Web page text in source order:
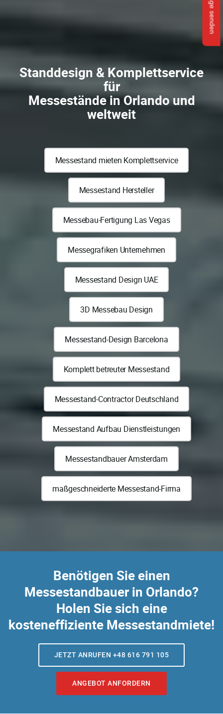
Standdesign & Komplettservice
für
Messestände in Orlando und
weltweit
Messestand mieten Komplettservice
Messestand Hersteller
Messebau-Fertigung Las Vegas
Messegrafiken Unternehmen
Messestand Design UAE
3D Messebau Design
Messestand-Design Barcelona
Komplett betreuter Messestand
Messestand-Contractor Deutschland
Messestand Aufbau Dienstleistungen
Messestandbauer Amsterdam
maßgeschneiderte Messestand-Firma
Benötigen Sie einen
Messestandbauer in Orlando?
Holen Sie sich eine
kosteneffiziente Messestandmiete!
JETZT ANRUFEN +48 616 791 105
ANGEBOT ANFORDERN